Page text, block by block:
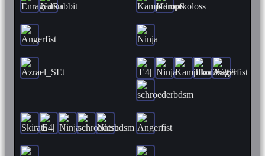
#3 #4
#5 #6
#7 #8
#9
⏱ 9.3h
#10